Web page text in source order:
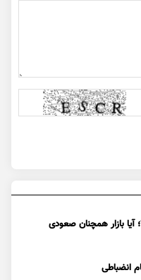
پیش بینی قیمت طلا در پایان مرداد 1405؛ آیا بازار همچنان صعودی